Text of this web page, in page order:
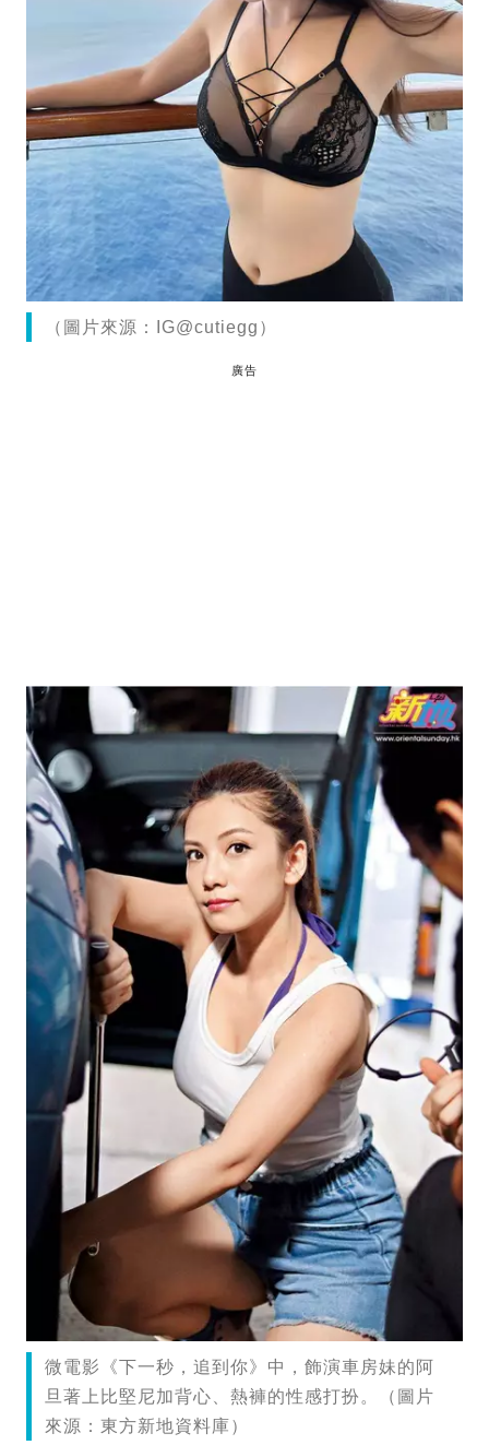
（圖片來源：IG@cutiegg）
廣告
微電影《下一秒，追到你》中，飾演車房妹的阿
旦著上比堅尼加背心、熱褲的性感打扮。（圖片
來源：東方新地資料庫）